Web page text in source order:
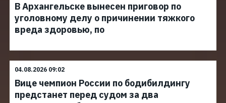
В Архангельске вынесен приговор по
уголовному делу о причинении тяжкого
вреда здоровью, по
04.08.2026 09:02
Вице чемпион России по бодибилдингу
предстанет перед судом за два